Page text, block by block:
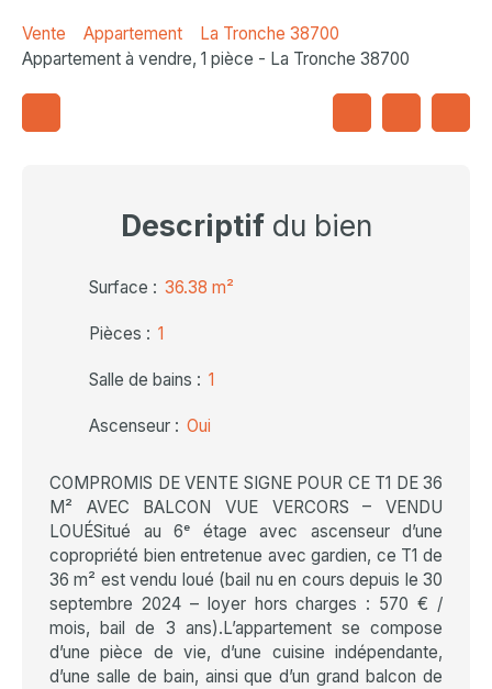
Vente Appartement
La Tronche 38700
Appartement à vendre, 1 pièce - La Tronche 38700
Descriptifdu bien
Surface : 36.38 m²
Pièces : 1
Salle de bains : 1
Ascenseur : Oui
COMPROMIS DE VENTE SIGNE POUR CE T1 DE 36
M² AVEC BALCON VUE VERCORS – VENDU
LOUÉSitué au 6ᵉ étage avec ascenseur d’une
copropriété bien entretenue avec gardien, ce T1 de
36 m² est vendu loué (bail nu en cours depuis le 30
septembre 2024 – loyer hors charges : 570 € /
mois, bail de 3 ans).L’appartement se compose
d’une pièce de vie, d’une cuisine indépendante,
d’une salle de bain, ainsi que d’un grand balcon de